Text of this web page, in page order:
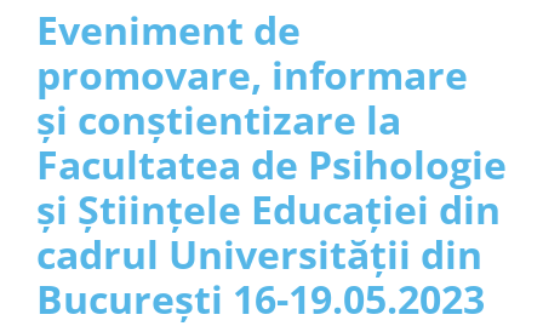
Parteneri
Comunicate
Evenimente
Specialiști
Contact
Eveniment de
promovare, informare
și conștientizare la
Facultatea de Psihologie
și Științele Educației din
cadrul Universității din
București 16-19.05.2023